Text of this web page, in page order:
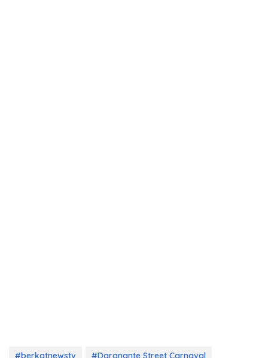
#berkatnewstv
#Daranante Street Carnaval